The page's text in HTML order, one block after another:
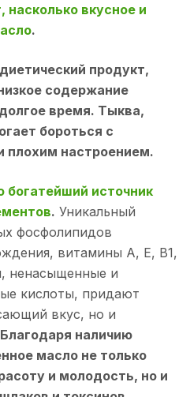
насколько вкусное и
.
продукт,
содержание
время. Тыква,
бороться с
плохим настроением.
богатейший источник
. Уникальный
фосфолипидов
витамины A, E, В1,
ненасыщенные и
кислоты, придают
вкус, но и
Благодаря наличию
масло не только
и молодость, но и